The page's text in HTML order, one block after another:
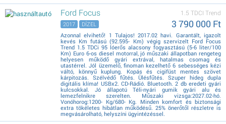
Ford Focus 1.5 TDCI Trend
3 790 000 Ft
2017 DÍZEL
Azonnal elvihető! 1 Tulajos! 2017.02 havi. Garantált, igazolt
kevés Km futású (92.595- Km) végig szervizelt Ford Focus
Trend 1.5 TDCi 95 lóerős alacsony fogyasztású (5-6 liter/100
Km) Euro 6-os diesel motorral, jó műszaki állapotban rengeteg
helyesen működő gyári extrával, hatalmas csomag és
utastérrel. Jól üzemelő, finoman kezelhető 6 sebességes kézi
váltó, könnyű kuplung. Kopás és cigifüst mentes szövet
kárpitozás. Szélvédő fűtés. Ülésfűtés. Szuper hideg dupla
digitális klíma! USBx2. CD-Rádió. Bluetooth. 2 db eredeti gyári
kulcsokkal. Jó állapotú Téli-nyári gumik gyári alu és
lemezfelnikre szerelten. Műszaki vizsga:2027.02-hó.
Vonóhorog:1200- Kg/680- Kg. Minden komfort és biztonsági
extra tökéletes hibátlan működésű. 25% önerőtől részletre is
megvásárolható, helyszíni ügyintézéssel.